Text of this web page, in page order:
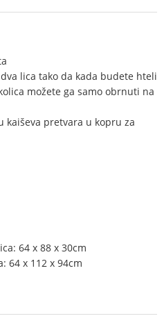
lica tako da kada budete hteli
možete ga samo obrnuti na
kaiševa pretvara u kopru za
64 x 88 x 30cm
64 x 112 x 94cm